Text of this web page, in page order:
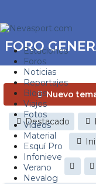
Estaciones
Foros
Noticias
Reportajes
Blogs
Viajes
Fotos
Videos
Material
Esquí Pro
Infonieve
Verano
Nevalog
FORO
Nuevo
Destacado